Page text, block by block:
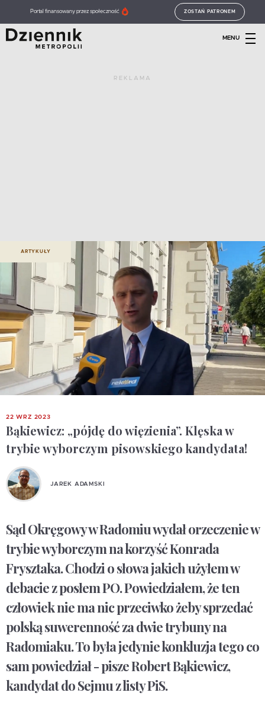
Portal finansowany przez społeczność ZOSTAŃ PATRONEM
MENU
REKLAMA
ARTYKUŁY
22 WRZ 2023
Bąkiewicz: „pójdę do więzienia”. Klęska w
trybie wyborczym pisowskiego kandydata!
JAREK ADAMSKI
Sąd Okręgowy w Radomiu wydał orzeczenie w
trybie wyborczym na korzyść Konrada
Frysztaka. Chodzi o słowa jakich użyłem w
debacie z posłem PO. Powiedziałem, że ten
człowiek nie ma nic przeciwko żeby sprzedać
polską suwerenność za dwie trybuny na
Radomiaku. To była jedynie konkluzja tego co
sam powiedział - pisze Robert Bąkiewicz,
kandydat do Sejmu z listy PiS.